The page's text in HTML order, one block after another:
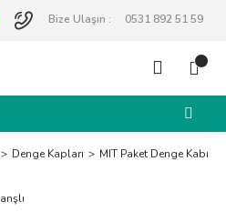
Bize Ulaşın : 0531 892 51 59
Denge Kapları MIT Paket Denge Kabı